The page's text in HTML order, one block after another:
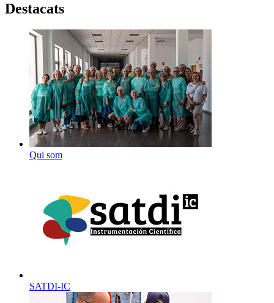
Destacats
Qui som
SATDI-IC